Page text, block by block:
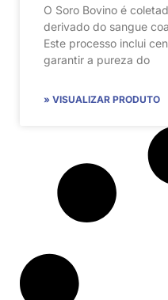
O Soro Bovino é
derivado do sangue
Este processo inclui
garantir a pureza do
» VISUALIZAR PRODUTO